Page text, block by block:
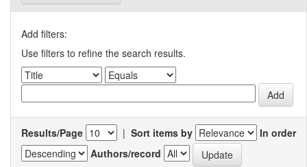
Add filters:
Use filters to refine the search results.
Results/Page | Sort items by
In order
Authors/record